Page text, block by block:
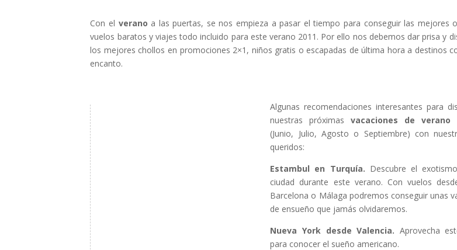
Con el verano a las puertas, se nos empieza a pasar el tiempo para conseguir las mejores
vuelos baratos y viajes todo incluido para este verano 2011. Por ello nos debemos dar prisa y
los mejores chollos en promociones 2×1, niños gratis o escapadas de última hora a destinos
encanto.
Algunas recomendaciones interesantes para
nuestras próximasvacaciones de verano
(Junio, Julio, Agosto o Septiembre) con
queridos:
Estambul en Turquía. Descubre el
ciudad durante este verano. Con vuelos
Barcelona o Málaga podremos conseguir unas
de ensueño que jamás olvidaremos.
Nueva York desde Valencia. Aprovecha
para conocer el sueño americano.